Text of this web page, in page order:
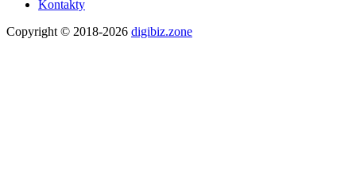
Kontakty
Copyright © 2018-2026 digibiz.zone